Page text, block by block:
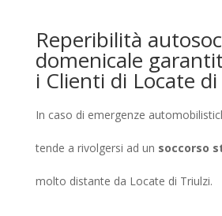
Reperibilità
domenicale
i Clienti di Locate
In caso di emergenze
tende a rivolgersi ad un soccorso
molto distante da Locate di Triulzi.